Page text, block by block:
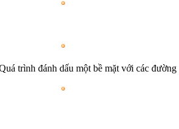
trình đánh dấu một bề mặt với các đường